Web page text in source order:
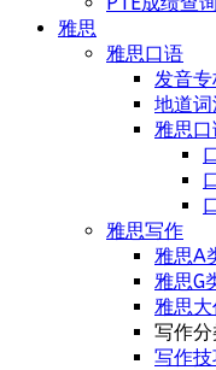
雅思
雅思口语
发音
地道
雅思
雅思写作
雅思A
雅思G
雅思
写作
写作